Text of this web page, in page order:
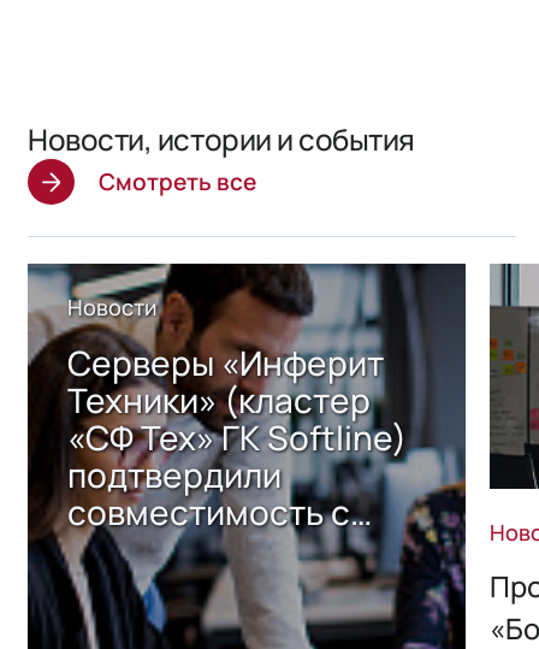
Новости, истории и события
Смотреть все
Новости
Серверы «Инферит
Техники» (кластер
«СФ Тех» ГК Softline)
подтвердили
совместимость с
решением Sharx
Storage 2.x для
хранения данных